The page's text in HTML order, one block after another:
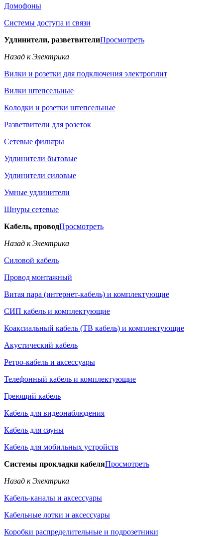
Домофоны
Системы доступа и связи
Удлинители, разветвителиПросмотреть
Назад к Электрика
Вилки и розетки для подключения электроплит
Вилки штепсельные
Колодки и розетки штепсельные
Разветвители для розеток
Сетевые фильтры
Удлинители бытовые
Удлинители силовые
Умные удлинители
Шнуры сетевые
Кабель, проводПросмотреть
Назад к Электрика
Силовой кабель
Провод монтажный
Витая пара (интернет-кабель) и комплектующие
СИП кабель и комплектующие
Коаксиальный кабель (ТВ кабель) и комплектующие
Акустический кабель
Ретро-кабель и аксессуары
Телефонный кабель и комплектующие
Греющий кабель
Кабель для видеонаблюдения
Кабель для сауны
Кабель для мобильных устройств
Системы прокладки кабеляПросмотреть
Назад к Электрика
Кабель-каналы и аксессуары
Кабельные лотки и аксессуары
Коробки распределительные и подрозетники